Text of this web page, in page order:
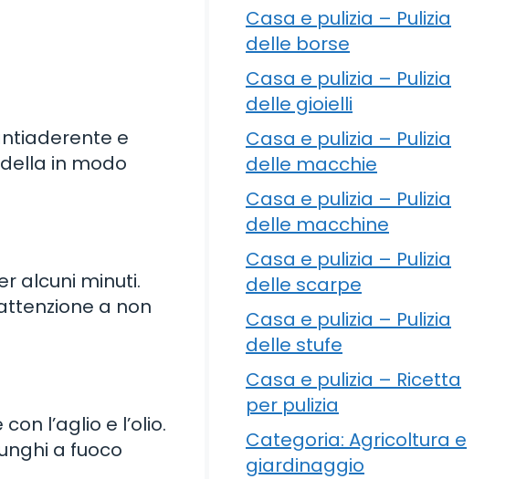
e
in modo
alcuni minuti.
a non
l’aglio e l’olio.
a fuoco
Casa e pulizia – Pulizia
delle borse
Casa e pulizia – Pulizia
delle gioielli
Casa e pulizia – Pulizia
delle macchie
Casa e pulizia – Pulizia
delle macchine
Casa e pulizia – Pulizia
delle scarpe
Casa e pulizia – Pulizia
delle stufe
Casa e pulizia – Ricetta
per pulizia
Categoria: Agricoltura e
giardinaggio